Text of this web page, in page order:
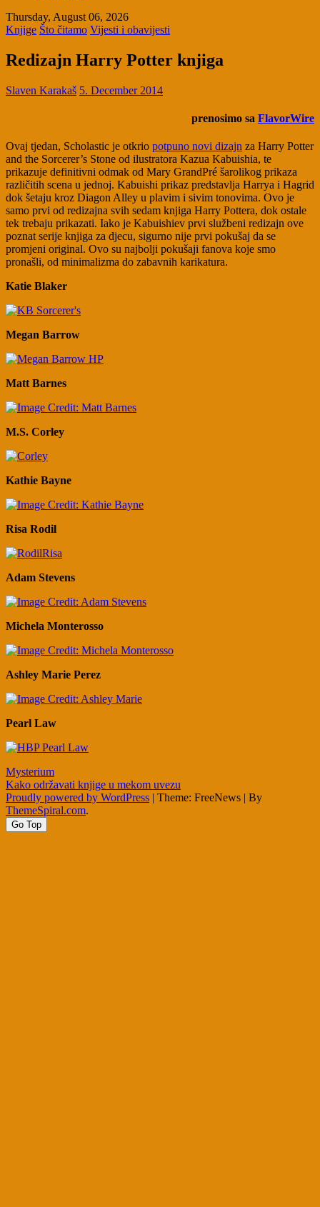
Thursday, August 06, 2026
Knjige Što čitamo Vijesti i obavijesti
Redizajn Harry Potter knjiga
Slaven Karakaš 5. December 2014
prenosimo sa FlavorWire
Ovaj tjedan, Scholastic je otkrio potpuno novi dizajn za Harry Potter
and the Sorcerer’s Stone od ilustratora Kazua Kabuishia, te
prikazuje definitivni odmak od Mary GrandPré šarolikog prikaza
različitih scena u jednoj. Kabuishi prikaz predstavlja Harrya i Hagrid
dok šetaju kroz Diagon Alley u plavim i sivim tonovima. Ovo je
samo prvi od redizajna svih sedam knjiga Harry Pottera, dok ostale
tek trebaju prikazati. Iako je Kabuishiev prvi službeni redizajn ove
poznat serije knjiga za djecu, sigurno nije prvi pokušaj da se
promjeni original. Ovo su najbolji pokušaji fanova koje smo
pronašli, od minimalizma do zabavnih karikatura.
Katie Blaker
Megan Barrow
Matt Barnes
M.S. Corley
Kathie Bayne
Risa Rodil
Adam Stevens
Michela Monterosso
Ashley Marie Perez
Pearl Law
Post
navigation
Mysterium
Kako održavati knjige u mekom uvezu
Proudly powered by WordPress
Theme: FreeNews
By
ThemeSpiral.com.
Go Top